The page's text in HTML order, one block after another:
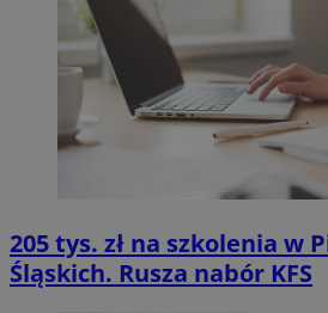
205 tys. zł na szkolenia w
Śląskich. Rusza nabór KFS